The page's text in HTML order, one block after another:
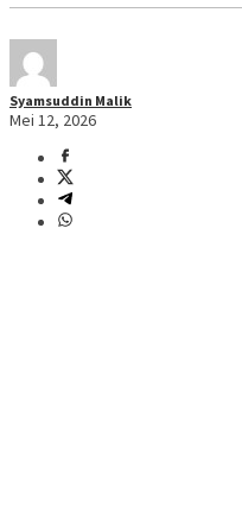
Syamsuddin Malik
Mei 12, 2026